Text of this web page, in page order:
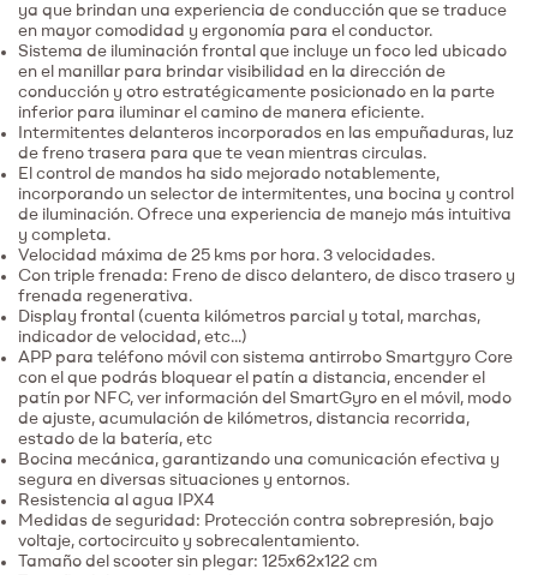
ya que brindan una experiencia de conducción que se traduce
en mayor comodidad y ergonomía para el conductor.
Sistema de iluminación frontal que incluye un foco led ubicado
en el manillar para brindar visibilidad en la dirección de
conducción y otro estratégicamente posicionado en la parte
inferior para iluminar el camino de manera eficiente.
Intermitentes delanteros incorporados en las empuñaduras, luz
de freno trasera para que te vean mientras circulas.
El control de mandos ha sido mejorado notablemente,
incorporando un selector de intermitentes, una bocina y control
de iluminación. Ofrece una experiencia de manejo más intuitiva
y completa.
Velocidad máxima de 25 kms por hora. 3 velocidades.
Con triple frenada: Freno de disco delantero, de disco trasero y
frenada regenerativa.
Display frontal (cuenta kilómetros parcial y total, marchas,
indicador de velocidad, etc...)
APP para teléfono móvil con sistema antirrobo Smartgyro Core
con el que podrás bloquear el patín a distancia, encender el
patín por NFC, ver información del SmartGyro en el móvil, modo
de ajuste, acumulación de kilómetros, distancia recorrida,
estado de la batería, etc
Bocina mecánica, garantizando una comunicación efectiva y
segura en diversas situaciones y entornos.
Resistencia al agua IPX4
Medidas de seguridad: Protección contra sobrepresión, bajo
voltaje, cortocircuito y sobrecalentamiento.
Tamaño del scooter sin plegar: 125x62x122 cm